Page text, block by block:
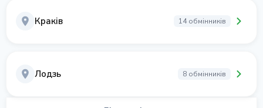
Краків 14 обмінників
Лодзь 8 обмінників